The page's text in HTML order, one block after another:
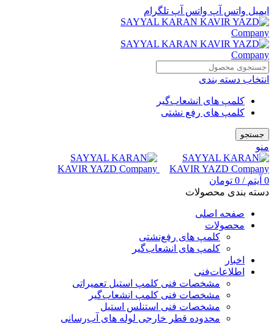
ایمیل واتس آپ واتس آپ تلگرام
انتخاب دسته بندی
کلمپ های انشعاب‌گیر
کلمپ های رفع نشتی
جستجو
منو
0 آیتم /
0 تومان
دسته بندی محصولات
صفحه اصلی
محصولات
کلمپ های رفع‌نشتی
کلمپ های انشعاب‌گیر
اخبار
اطلاعات‌فنی
مشخصات فنی کلمپ استیل تعمیراتی
مشخصات فنی کلمپ انشعاب‌گیر
مشخصات فنی استنلس استیل
محدوده قطر خارجی لوله های آب‌رسانی